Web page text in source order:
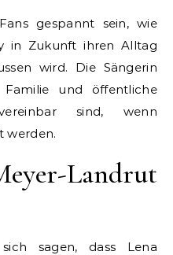
gespannt sein, wie
in Zukunft ihren Alltag
wird. Die Sängerin
und öffentliche
sind, wenn
werden.
Landrut
sagen, dass Lena